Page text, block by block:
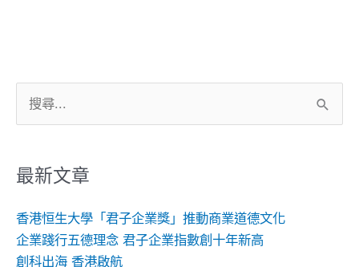
尋
鍵
最新文章
香港恒生大學「君子企業獎」推動商業道德文化
企業踐行五德理念 君子企業指數創十年新高
創科出海 香港啟航